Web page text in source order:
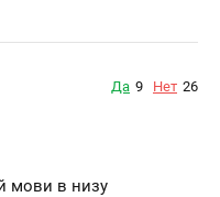
Да 9 Нет 26
мови в низу